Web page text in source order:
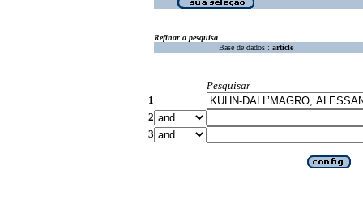
Refinar a pesquisa
Base de dados : article
Pesquisar
1
2
3